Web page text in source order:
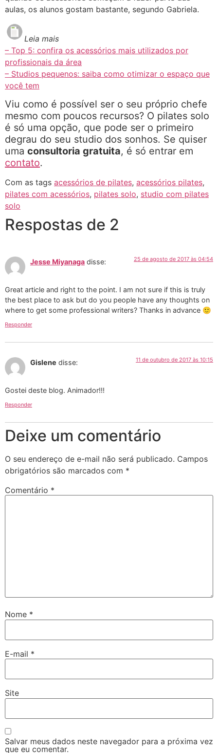
aulas, os alunos gostam bastante, segundo Gabriela.
Leia mais
– Top 5: confira os acessórios mais utilizados por
profissionais da área
– Studios pequenos: saiba como otimizar o espaço que
você tem
Viu como é possível ser o seu próprio chefe
mesmo com poucos recursos? O pilates solo
é só uma opção, que pode ser o primeiro
degrau do seu studio dos sonhos. Se quiser
uma consultoria gratuita, é só entrar em
contato.
Com as tags acessórios de pilates, acessórios pilates,
pilates com acessórios, pilates solo, studio com pilates
solo
Respostas de 2
Jesse Miyanaga disse: 25 de agosto de 2017 às 04:54
Great article and right to the point. I am not sure if this is truly
the best place to ask but do you people have any thoughts on
where to get some professional writers? Thanks in advance 🙂
Responder
Gislene disse: 11 de outubro de 2017 às 10:15
Gostei deste blog. Animador!!!
Responder
Deixe um comentário
O seu endereço de e-mail não será publicado. Campos
obrigatórios são marcados com *
Comentário *
Nome *
E-mail *
Site
Salvar meus dados neste navegador para a próxima vez
que eu comentar.